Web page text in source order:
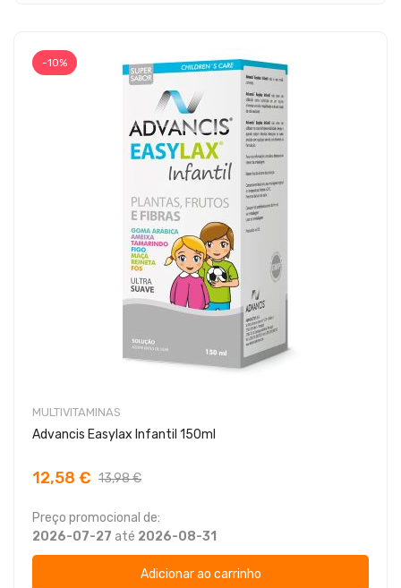
-10%
MULTIVITAMINAS
Advancis Easylax Infantil 150ml
12,58 € 13,98 €
Preço promocional de:
2026-07-27 até 2026-08-31
Adicionar ao carrinho